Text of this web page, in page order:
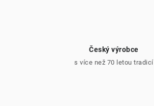
Český výrobce
s více než 70 letou tradicí